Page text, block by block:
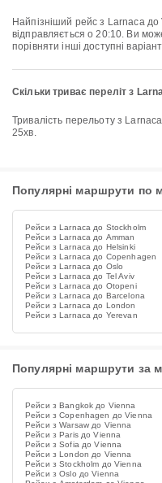
Найпізніший рейс з Larnaca до Vienna авіакомпанії Austrian Airlines
відправляється о 20:10. Ви
порівняти інші доступні
Скільки триває переліт з
Тривалість перельоту з Larnaca до Vienna становить приблизно 3h
25хв.
Популярні маршрути по
Рейси з Larnaca до Stockholm
Рейси з Larnaca до Amman
Рейси з Larnaca до Helsinki
Рейси з Larnaca до Copenhagen
Рейси з Larnaca до Oslo
Рейси з Larnaca до Tel Aviv
Рейси з Larnaca до Otopeni
Рейси з Larnaca до Barcelona
Рейси з Larnaca до London
Рейси з Larnaca до Yerevan
Популярні маршрути за
Рейси з Bangkok до Vienna
Рейси з Copenhagen до Vienna
Рейси з Warsaw до Vienna
Рейси з Paris до Vienna
Рейси з Sofia до Vienna
Рейси з London до Vienna
Рейси з Stockholm до Vienna
Рейси з Oslo до Vienna